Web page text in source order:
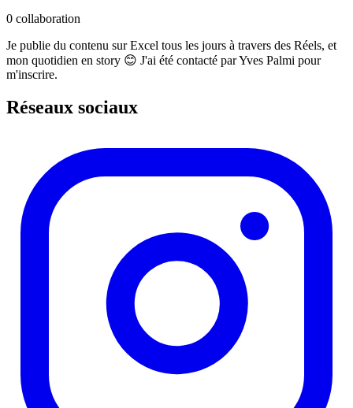
0 collaboration
Je publie du contenu sur Excel tous les jours à travers des Réels, et
mon quotidien en story 😊 J'ai été contacté par Yves Palmi pour
m'inscrire.
Réseaux sociaux